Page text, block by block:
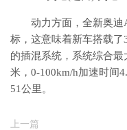
动力方面，全新奥迪
标，这意味着新车搭载
的插混系统，系统综合最
米，0-100km/h加速时间
51公里。
上一篇